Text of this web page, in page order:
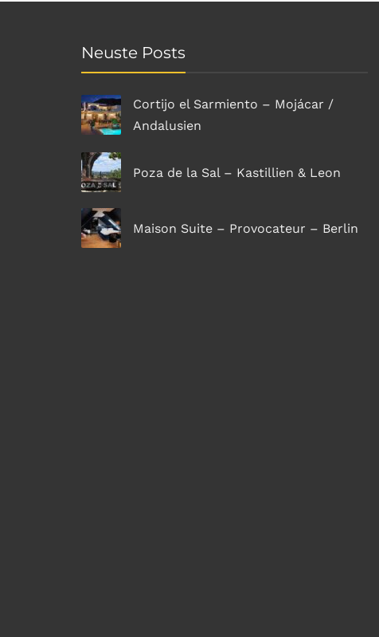
Neuste Posts
Cortijo el Sarmiento – Mojácar /
Andalusien
Poza de la Sal – Kastillien & Leon
Maison Suite – Provocateur – Berlin